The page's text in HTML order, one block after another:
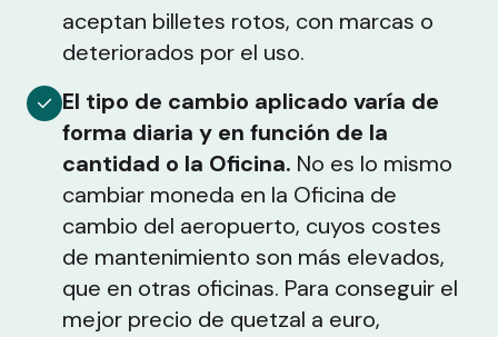
aceptan billetes rotos, con marcas o
deteriorados por el uso.
El tipo de cambio aplicado varía de
forma diaria y en función de la
cantidad o la Oficina. No es lo mismo
cambiar moneda en la Oficina de
cambio del aeropuerto, cuyos costes
de mantenimiento son más elevados,
que en otras oficinas. Para conseguir el
mejor precio de quetzal a euro,